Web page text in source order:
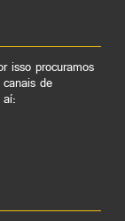
isso procuramos
de